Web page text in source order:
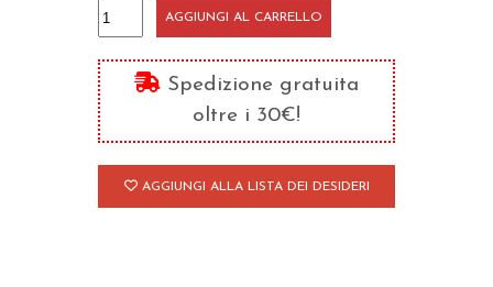
Lettere/1
quantità
AGGIUNGI AL CARRELLO
Spedizione gratuita
oltre i 30€!
AGGIUNGI ALLA LISTA DEI DESIDERI